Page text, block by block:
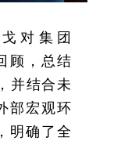
对集团
顾，总结
并结合未
部宏观环
明确了全